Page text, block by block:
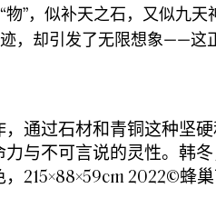
物”，似补天之石，又似九
，却引发了无限想象——这
，通过石材和青铜这种坚
力与不可言说的灵性。韩
215×88×59cm 2022©蜂